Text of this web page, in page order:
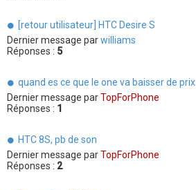
[retour utilisateur] HTC Desire S
Dernier message parwilliams
Réponses : 5
quand es ce que le one va baisser de prix
Dernier message parTopForPhone
Réponses : 1
HTC 8S, pb de son
Dernier message parTopForPhone
Réponses : 2